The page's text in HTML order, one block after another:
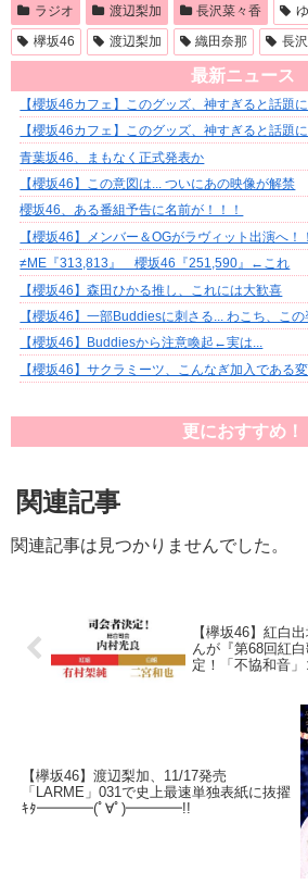
ラジオ 渡辺梨加 長沢菜々香
欅坂46
渡辺梨加 織田奈那 長
最新ニュース
【櫻坂46カフェ】このグッズ、神すぎると話題に
【櫻坂46カフェ】このグッズ、神すぎると話題に
青葉坂46、まもなく正式発表か
【櫻坂46】この意図は... ついにあの映像が解禁
櫻坂46、ある番組予告に名前が！！！
【櫻坂46】メンバー＆OGがラヴィット出演へ！
≠ME『313,813』 櫻坂46『251,590』←これ
【櫻坂46】森田ひかる推し、これには大歓喜
【櫻坂46】一部Buddiesに刺さる... わこち、この
【櫻坂46】Buddiesから注意喚起←実は...
【櫻坂46】サクラミーツ、こんなぎ加入である
更におすすめ！
関連記事
関連記事は見つかりませんでした。
【欅坂46】紅白
んが『第68回紅
定！「不協和音」
【欅坂46】渡辺梨加、11/17発売
「LARME」031で史上最速単独表紙に抜擢
ｷﾀ━━━━(ﾟ∀ﾟ)━━━━!!